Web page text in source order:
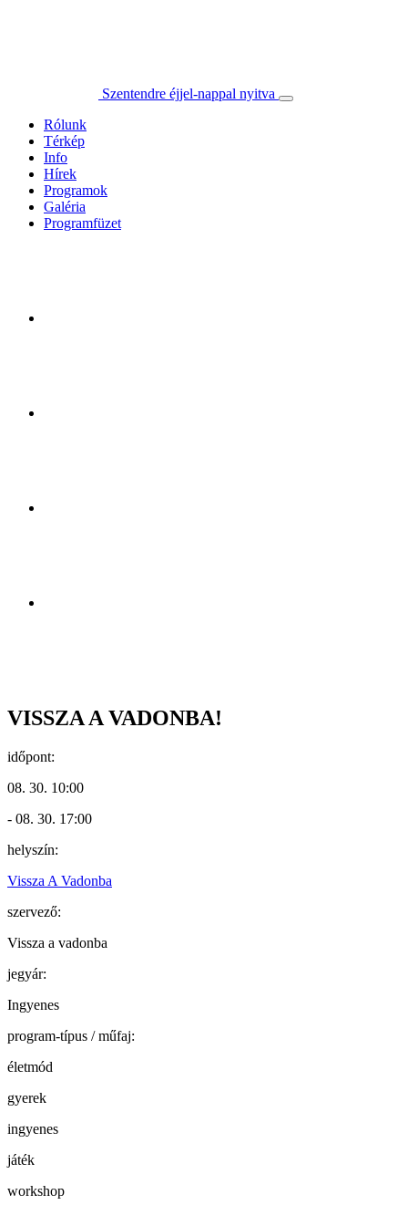
Szentendre éjjel-nappal nyitva
Rólunk
Térkép
Info
Hírek
Programok
Galéria
Programfüzet
VISSZA A VADONBA!
időpont:
08. 30. 10:00
- 08. 30. 17:00
helyszín:
Vissza A Vadonba
szervező:
Vissza a vadonba
jegyár:
Ingyenes
program-típus / műfaj:
életmód
gyerek
ingyenes
játék
workshop